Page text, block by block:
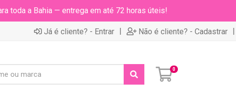
toda a Bahia — entrega em até 72 horas úteis!
Já é cliente? - Entrar | Não é cliente? - Cadastrar |
0